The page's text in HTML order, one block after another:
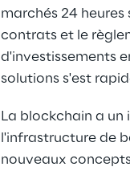
marchés 24
contrats et le
d'investissements
solutions s'est
La blockchain a
l'infrastructure de
nouveaux